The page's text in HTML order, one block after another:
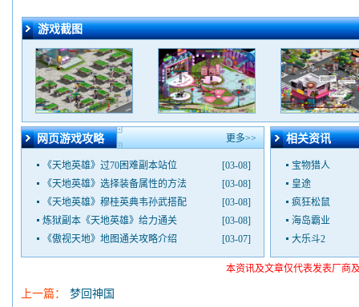
游戏截图
网页游戏攻略 更多>>
[03-08]
《天地英雄》过70困难副本站位
[03-08]
《天地英雄》选择装备属性的方法
[03-08]
《天地英雄》穆桂英典韦孙武搭配
[03-08]
炼狱副本《天地英雄》给力通关
[03-07]
《傲视天地》地图通关攻略介绍
相关资讯
宝物猎人
皇途
疯狂松鼠
海岛霸业
大乐斗2
本资讯及文章仅代表发表厂商
上一篇：
梦回神国